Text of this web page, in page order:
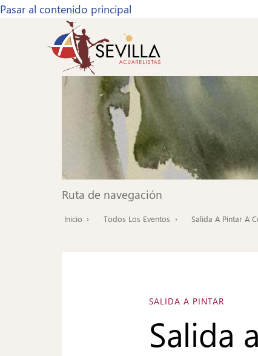
Pasar al contenido principal
Ruta de navegación
Inicio Todos Los Eventos Salida A Pintar A
SALIDA A PINTAR
Salida